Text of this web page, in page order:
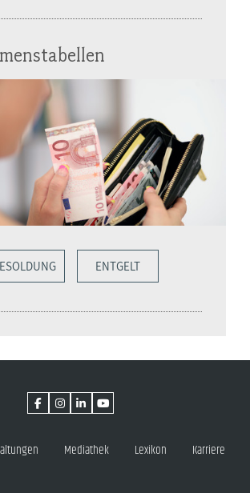
ENTGELT
Mediathek Lexikon Karriere